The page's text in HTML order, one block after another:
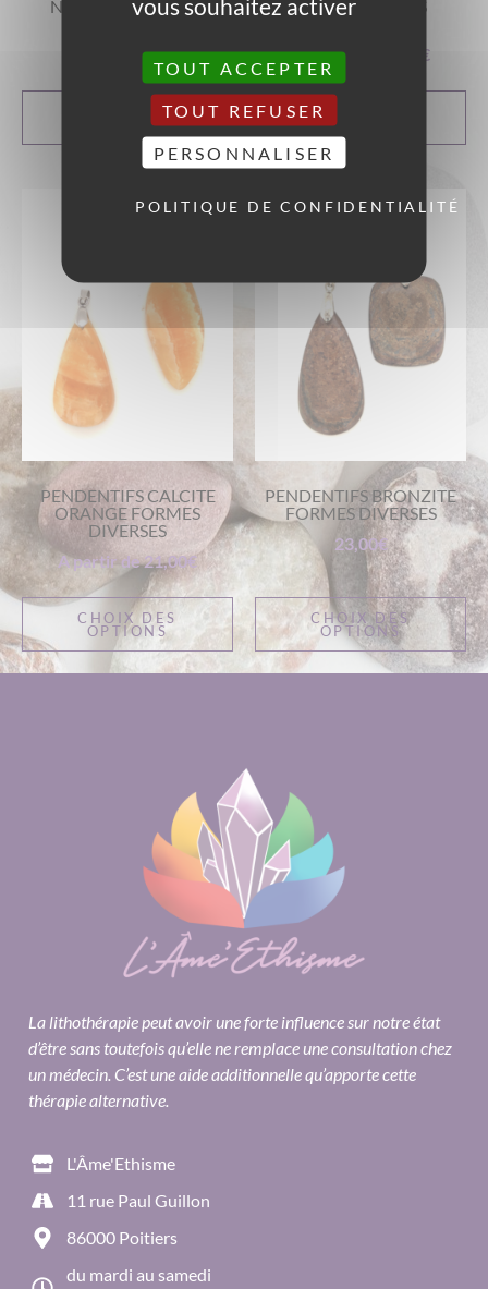
NÉPHRITE FORMES
21,00€
CHOIX DES
OPTIONS
ROCHE FORMES
A partir de
€
CHOIX DES
OPTIONS
PENDENTIFS CALCITE
ORANGE FORMES
DIVERSES
A partir de21,00€
CHOIX DES
OPTIONS
PENDENTIFS BRONZITE
FORMES DIVERSES
23,00€
CHOIX DES
OPTIONS
La lithothérapie peut avoir une forte influence sur notre état
d’être sans toutefois qu’elle ne remplace une consultation chez
un médecin. C’est une aide additionnelle qu’apporte cette
thérapie alternative.
L'Âme'Ethisme
11 rue Paul Guillon
86000 Poitiers
du mardi au samedi
TOUT ACCEPTER
TOUT REFUSER
PERSONNALISER
POLITIQUE DE CONFIDENTIALITÉ